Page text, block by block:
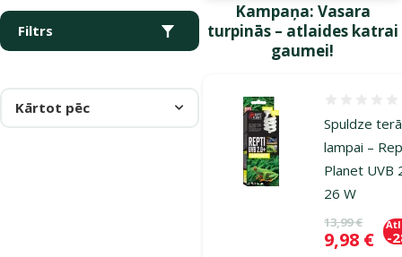
Filtrs
Kampaņa: Vasara
turpinās – atlaides katrai
gaumei!
Kārtot pēc
Spuldze
lampai –
Planet UVB
26 W
Oriģinālā
13,99 €
Cena
9,98 € -